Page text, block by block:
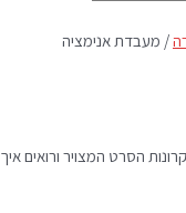
/ מעבדת אנימציה
נצפות בפעולה. רואים את הדמויות מתעוררות לחיים בסיבוב המנוע.